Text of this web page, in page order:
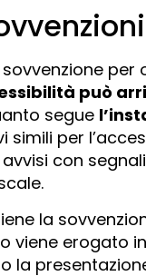
per
può
segue
per
con
la
viene erogato
la